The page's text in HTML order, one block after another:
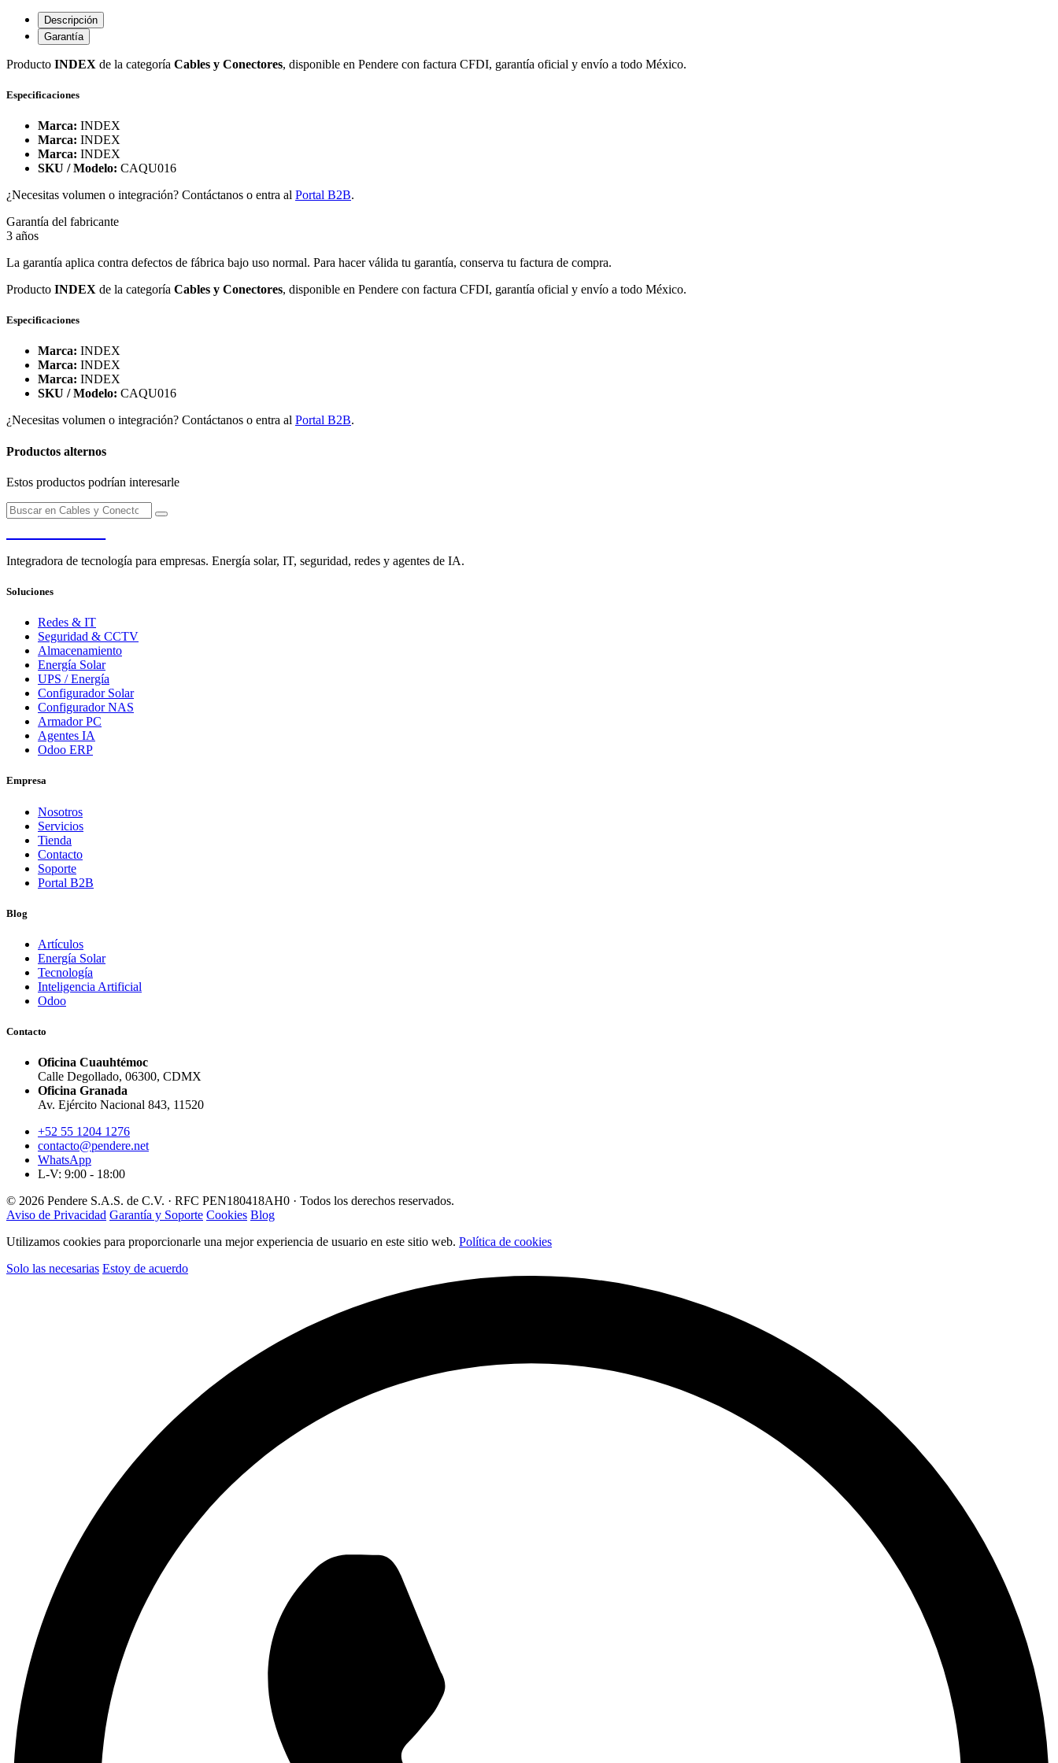
Descripción
Garantía
Producto INDEX de la categoría Cables y Conectores, disponible en Pendere con factura CFDI, garantía oficial y envío a todo México.
Especificaciones
Marca: INDEX
Marca: INDEX
Marca: INDEX
SKU / Modelo: CAQU016
¿Necesitas volumen o integración? Contáctanos o entra al Portal B2B.
Garantía del fabricante
3 años
La garantía aplica contra defectos de fábrica bajo uso normal. Para hacer válida tu garantía, conserva tu factura de compra.
Producto INDEX de la categoría Cables y Conectores, disponible en Pendere con factura CFDI, garantía oficial y envío a todo México.
Especificaciones
Marca: INDEX
Marca: INDEX
Marca: INDEX
SKU / Modelo: CAQU016
¿Necesitas volumen o integración? Contáctanos o entra al Portal B2B.
Productos alternos
Estos productos podrían interesarle
Integradora de tecnología para empresas. Energía solar, IT, seguridad, redes y agentes de IA.
Soluciones
Redes & IT
Seguridad & CCTV
Almacenamiento
Energía Solar
UPS / Energía
Configurador Solar
Configurador NAS
Armador PC
Agentes IA
Odoo ERP
Empresa
Nosotros
Servicios
Tienda
Contacto
Soporte
Portal B2B
Blog
Artículos
Energía Solar
Tecnología
Inteligencia Artificial
Odoo
Contacto
Oficina Cuauhtémoc
Calle Degollado, 06300, CDMX
Oficina Granada
Av. Ejército Nacional 843, 11520
+52 55 1204 1276
contacto@pendere.net
WhatsApp
L-V: 9:00 - 18:00
© 2026 Pendere S.A.S. de C.V. · RFC PEN180418AH0 · Todos los derechos reservados.
Aviso de Privacidad Garantía y Soporte Cookies Blog
Utilizamos cookies para proporcionarle una mejor experiencia de usuario en este sitio web. Política de cookies
Solo las necesarias Estoy de acuerdo